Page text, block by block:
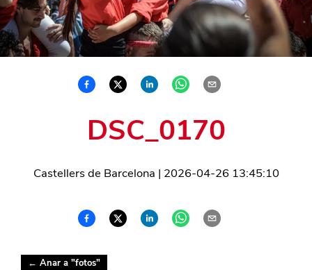
DSC_0170
Castellers de Barcelona | 2026-04-26 13:45:10
← Anar a "fotos"